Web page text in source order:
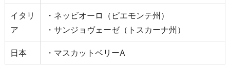
イタリ
ア
・ネッビオーロ（ピエモンテ州）
・サンジョヴェーゼ（トスカーナ州）
日本 ・マスカットベリーA